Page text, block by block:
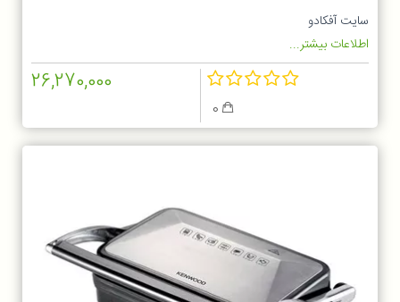
سایت آفکادو
اطلاعات بیشتر...
0
26,270,000